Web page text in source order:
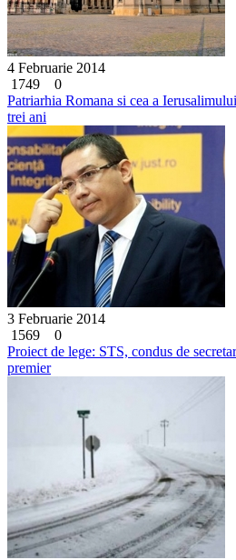
4 Februarie 2014
1749
0
Patriarhia Romana si cea a
trei ani
3 Februarie 2014
1569
0
Proiect de lege: STS, condus de
premier